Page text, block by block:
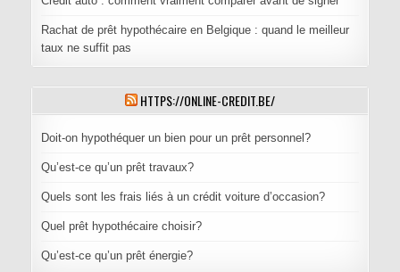
Rachat de prêt hypothécaire en Belgique : quand le meilleur
taux ne suffit pas
HTTPS://ONLINE-CREDIT.BE/
Doit-on hypothéquer un bien pour un prêt personnel?
Qu’est-ce qu’un prêt travaux?
Quels sont les frais liés à un crédit voiture d’occasion?
Quel prêt hypothécaire choisir?
Qu’est-ce qu’un prêt énergie?